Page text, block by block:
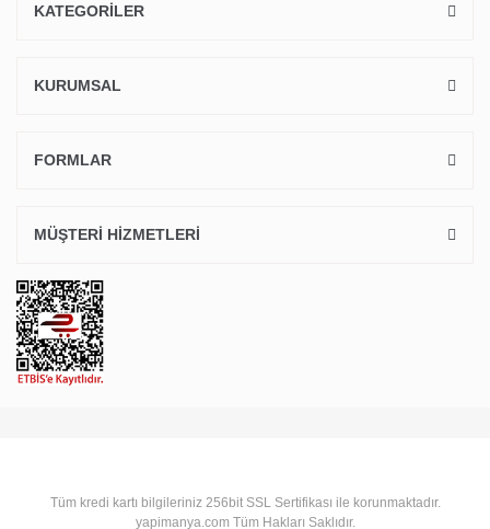
KATEGORİLER
KURUMSAL
FORMLAR
MÜŞTERİ HİZMETLERİ
Tüm kredi kartı bilgileriniz 256bit SSL Sertifikası ile korunmaktadır.
yapimanya.com Tüm Hakları Saklıdır.